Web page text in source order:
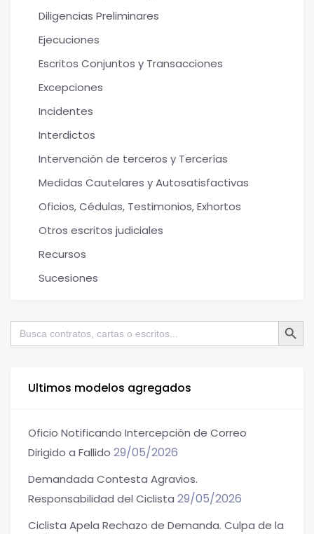
Diligencias Preliminares
Ejecuciones
Escritos Conjuntos y Transacciones
Excepciones
Incidentes
Interdictos
Intervención de terceros y Tercerías
Medidas Cautelares y Autosatisfactivas
Oficios, Cédulas, Testimonios, Exhortos
Otros escritos judiciales
Recursos
Sucesiones
Buscar: Botón de
Ultimos modelos agregados
Oficio Notificando Intercepción de Correo
Dirigido a Fallido 29/05/2026
Demandada Contesta Agravios.
Responsabilidad del Ciclista 29/05/2026
Ciclista Apela Rechazo de Demanda. Culpa de la